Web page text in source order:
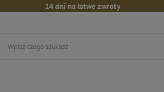
14 dni na łatwe zwroty